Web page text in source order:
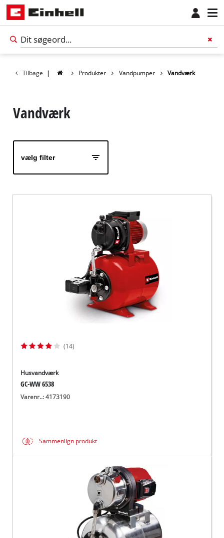
Tilbage | Produkter Vandpumper Vandværk
Vandværk
vælg filter
(14)
Husvandværk
GC-WW 6538
Varenr..: 4173190
Sammenlign produkt